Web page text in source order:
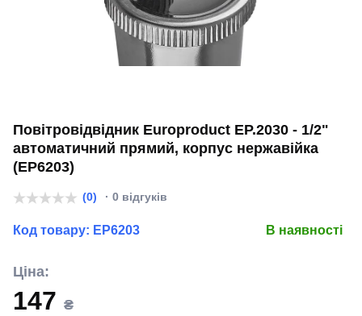
Повітровідвідник Europroduct EP.2030 - 1/2"
автоматичний прямий, корпус нержавійка
(EP6203)
(0) · 0 відгуків
Код товару: EP6203 В наявності
Ціна:
147 ₴